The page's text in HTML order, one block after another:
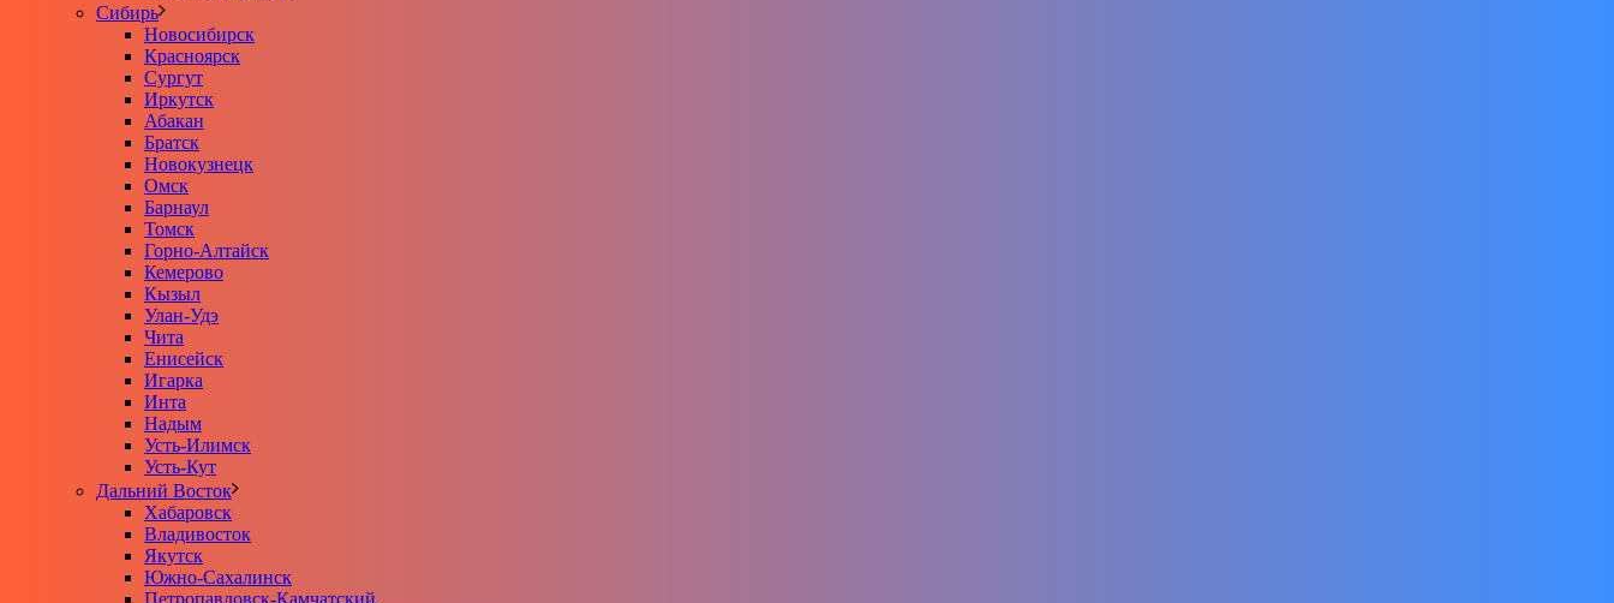
Сибирь
Новосибирск
Красноярск
Сургут
Иркутск
Абакан
Братск
Новокузнецк
Омск
Барнаул
Томск
Горно-Алтайск
Кемерово
Кызыл
Улан-Удэ
Чита
Енисейск
Игарка
Инта
Надым
Усть-Илимск
Усть-Кут
Дальний Восток
Хабаровск
Владивосток
Якутск
Южно-Сахалинск
Петропавловск-Камчатский